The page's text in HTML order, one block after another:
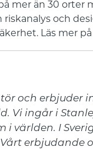
mer än 30 orter
och
Läs mer på
och erbjuder
Vi ingår i
I
erbjudande